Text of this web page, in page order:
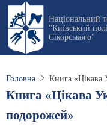
Перейти
основного
вмісту
Національний
"Київський
Сікорського"
Головна Книга «Цікава
Книга «Цікава
подорожей»